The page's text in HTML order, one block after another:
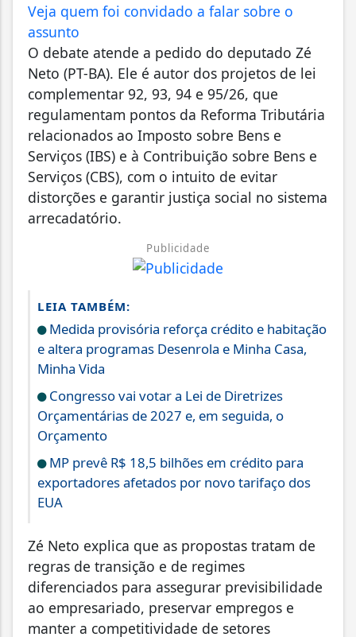
Veja quem foi convidado a falar sobre o
assunto
O debate atende a pedido do deputado Zé
Neto (PT-BA). Ele é autor dos projetos de lei
complementar 92, 93, 94 e 95/26, que
regulamentam pontos da Reforma Tributária
relacionados ao Imposto sobre Bens e
Serviços (IBS) e à Contribuição sobre Bens e
Serviços (CBS), com o intuito de evitar
distorções e garantir justiça social no sistema
arrecadatório.
Publicidade
LEIA TAMBÉM:
Medida provisória reforça crédito e habitação
e altera programas Desenrola e Minha Casa,
Minha Vida
Congresso vai votar a Lei de Diretrizes
Orçamentárias de 2027 e, em seguida, o
Orçamento
MP prevê R$ 18,5 bilhões em crédito para
exportadores afetados por novo tarifaço dos
EUA
Zé Neto explica que as propostas tratam de
regras de transição e de regimes
diferenciados para assegurar previsibilidade
ao empresariado, preservar empregos e
manter a competitividade de setores